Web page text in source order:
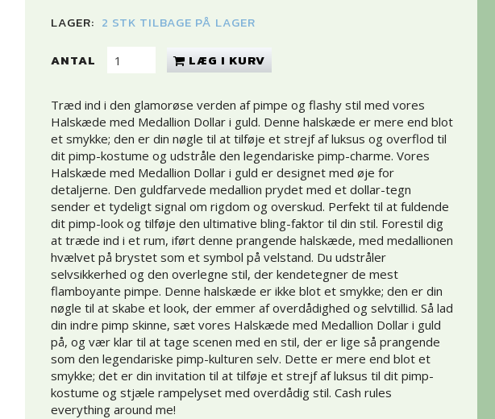
LAGER: 2 STK TILBAGE PÅ LAGER
ANTAL LÆG I KURV
Træd ind i den glamorøse verden af pimpe og flashy stil med vores
Halskæde med Medallion Dollar i guld. Denne halskæde er mere end blot
et smykke; den er din nøgle til at tilføje et strejf af luksus og overflod til
dit pimp-kostume og udstråle den legendariske pimp-charme. Vores
Halskæde med Medallion Dollar i guld er designet med øje for
detaljerne. Den guldfarvede medallion prydet med et dollar-tegn
sender et tydeligt signal om rigdom og overskud. Perfekt til at fuldende
dit pimp-look og tilføje den ultimative bling-faktor til din stil. Forestil dig
at træde ind i et rum, iført denne prangende halskæde, med medallionen
hvælvet på brystet som et symbol på velstand. Du udstråler
selvsikkerhed og den overlegne stil, der kendetegner de mest
flamboyante pimpe. Denne halskæde er ikke blot et smykke; den er din
nøgle til at skabe et look, der emmer af overdådighed og selvtillid. Så lad
din indre pimp skinne, sæt vores Halskæde med Medallion Dollar i guld
på, og vær klar til at tage scenen med en stil, der er lige så prangende
som den legendariske pimp-kulturen selv. Dette er mere end blot et
smykke; det er din invitation til at tilføje et strejf af luksus til dit pimp-
kostume og stjæle rampelyset med overdådig stil. Cash rules
everything around me!